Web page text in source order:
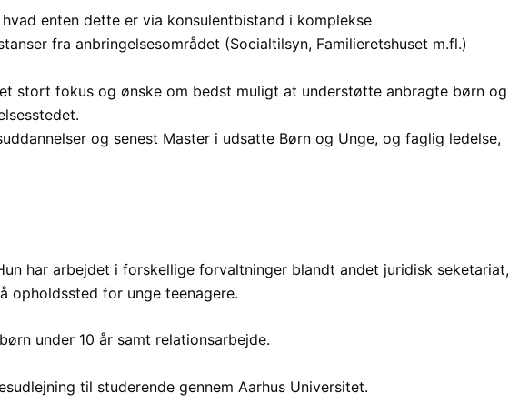
enten dette er via konsulentbistand i komplekse
fra anbringelsesområdet (Socialtilsyn, Familieretshuset m.fl.)
stort fokus og ønske om bedst muligt at understøtte anbragte børn og
og senest Master i udsatte Børn og Unge, og faglig ledelse,
har arbejdet i forskellige forvaltninger blandt andet juridisk seketariat,
opholdssted for unge teenagere.
under 10 år samt relationsarbejde.
til studerende gennem Aarhus Universitet.